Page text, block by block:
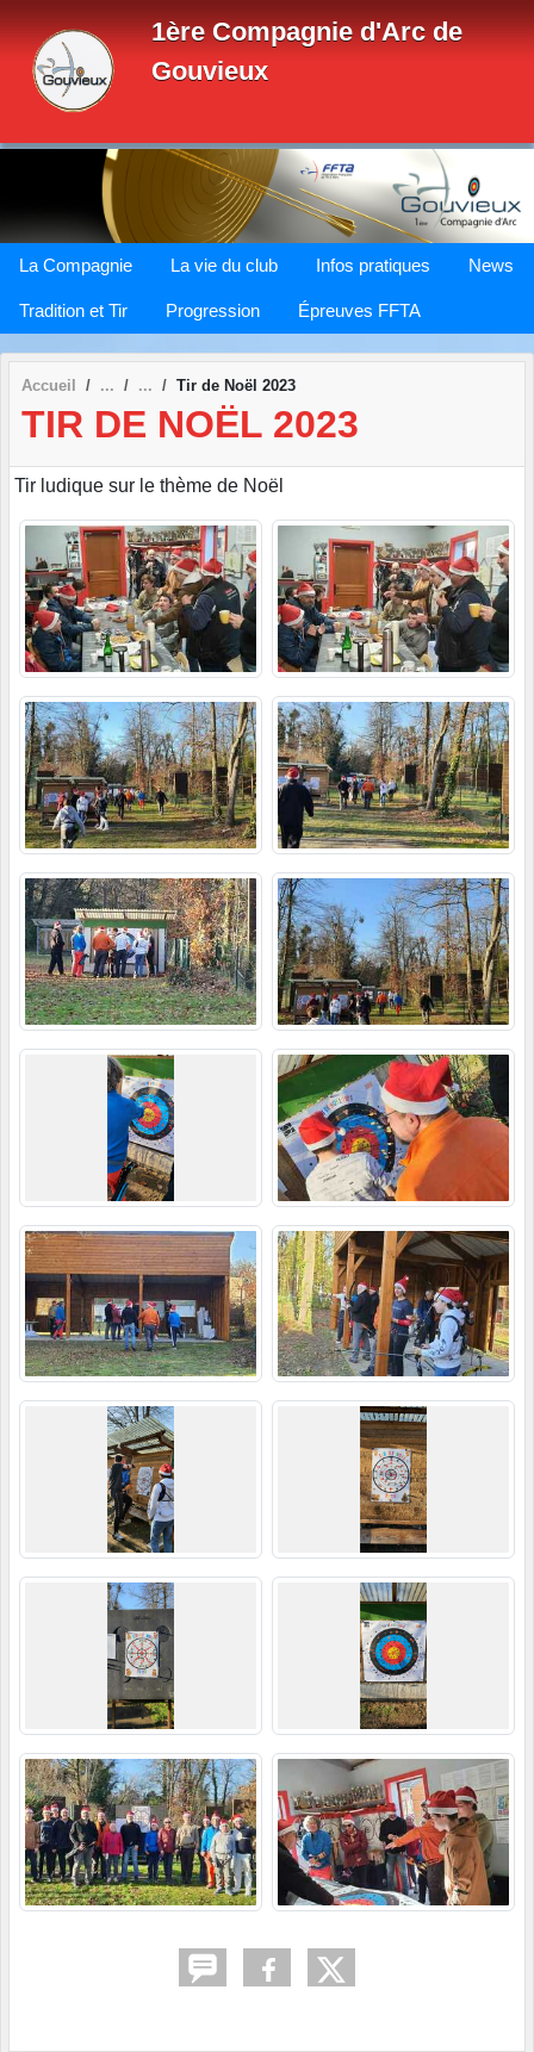
1ère Compagnie d'Arc de
Gouvieux
La Compagnie La vie du club Infos pratiques News
Tradition et Tir Progression Épreuves FFTA
Accueil Tir de Noël 2023
TIR DE NOËL 2023
Tir ludique sur le thème de Noël